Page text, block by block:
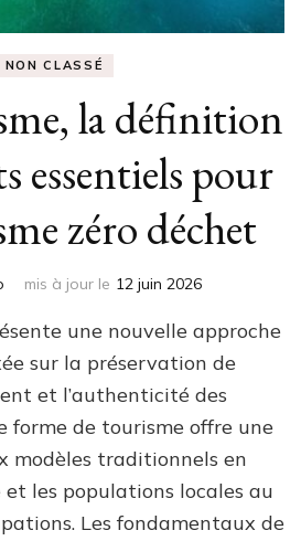
NON CLASSÉ
la définition
essentiels pour
zéro déchet
mis à jour le 12 juin 2026
une nouvelle approche
sur la préservation de
et l’authenticité des
forme de tourisme offre une
modèles traditionnels en
les populations locales au
Les fondamentaux de